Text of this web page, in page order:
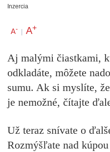
Inzercia
A- | A+
Aj malými čiastkami,
odkladáte, môžete
sumu. Ak si myslíte,
je nemožné, čítajte
Už teraz snívate o
Rozmýšľate nad